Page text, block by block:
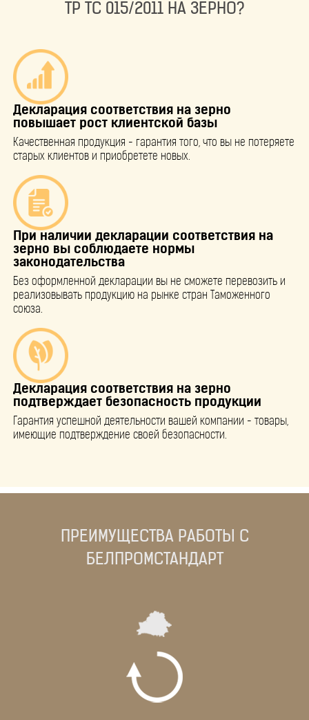
ТР ТС 015/2011 НА ЗЕРНО?
Декларация соответствия на зерно
повышает рост клиентской базы
Качественная продукция - гарантия того, что вы не потеряете
старых клиентов и приобретете новых.
При наличии декларации соответствия на
зерно вы соблюдаете нормы
законодательства
Без оформленной декларации вы не сможете перевозить и
реализовывать продукцию на рынке стран Таможенного
союза.
Декларация соответствия на зерно
подтверждает безопасность продукции
Гарантия успешной деятельности вашей компании - товары,
имеющие подтверждение своей безопасности.
ПРЕИМУЩЕСТВА РАБОТЫ С
БЕЛПРОМСТАНДАРТ